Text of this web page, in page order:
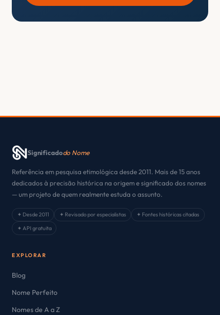
Significadodo Nome
Referência em pesquisa etimológica desde 2011. Mais de 15 anos
dedicados à precisão histórica na origem e significado dos nomes
— um projeto de quem realmente estuda o assunto.
✦ Desde 2011 ✦ Revisado por especialistas
✦ Fontes históricas citadas
✦ API gratuita
EXPLORAR
Blog
Nome Perfeito
Nomes de A a Z